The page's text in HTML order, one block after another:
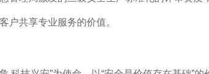
户共享专业服务的价值。